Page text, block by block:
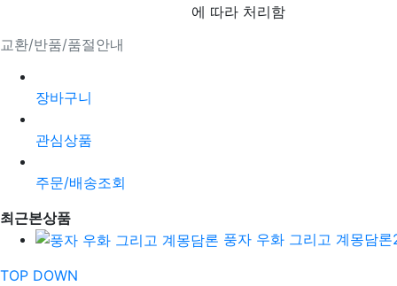
교환/반품/품절안내
에 따라 처리함
장바구니
관심상품
주문/배송조회
최근본상품
풍자 우화 그리고 계몽담론
TOP DOWN